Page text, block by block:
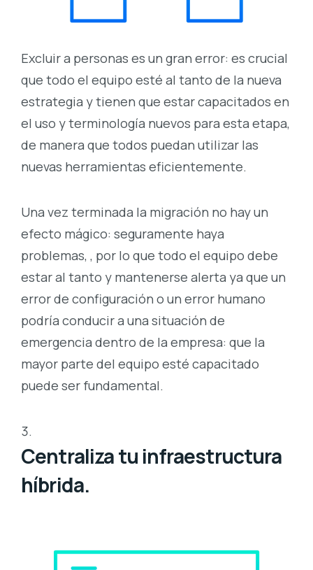
Excluir a personas es un gran error: es crucial
que todo el equipo esté al tanto de la nueva
estrategia y tienen que estar capacitados en
el uso y terminología nuevos para esta etapa,
de manera que todos puedan utilizar las
nuevas herramientas eficientemente.
Una vez terminada la migración no hay un
efecto mágico: seguramente haya
problemas, , por lo que todo el equipo debe
estar al tanto y mantenerse alerta ya que un
error de configuración o un error humano
podría conducir a una situación de
emergencia dentro de la empresa: que la
mayor parte del equipo esté capacitado
puede ser fundamental.
Centraliza tu infraestructura
híbrida.